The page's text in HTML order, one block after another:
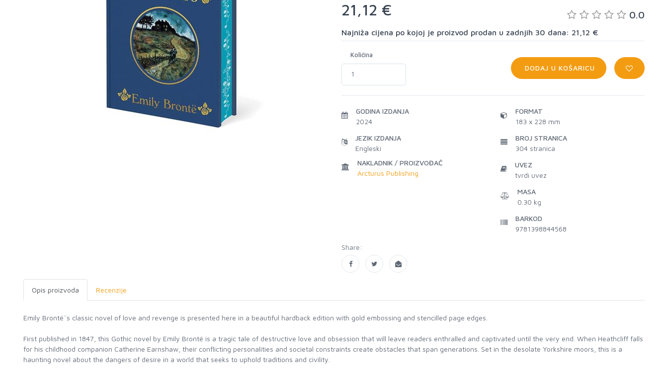
21,12 € 0.0
Najniža cijena po kojoj je proizvod prodan u zadnjih 30 dana: 21,12 €
Količina
DODAJ U KOŠARICU
GODINA IZDANJA
2024
JEZIK IZDANJA
Engleski
NAKLADNIK / PROIZVOĐAČ
Arcturus Publishing
FORMAT
183 x 228 mm
BROJ STRANICA
304 stranica
UVEZ
tvrdi uvez
MASA
0.30 kg
BARKOD
9781398844568
Share:
Opis proizvoda Recenzije
Emily Brontë``s classic novel of love and revenge is presented here in a beautiful hardback edition with gold embossing and stencilled page edges.
First published in 1847, this Gothic novel by Emily Brontë is a tragic tale of destructive love and obsession that will leave readers enthralled and captivated until the very end. When Heathcliff falls
for his childhood companion Catherine Earnshaw, their conflicting personalities and societal constraints create obstacles that span generations. Set in the desolate Yorkshire moors, this is a
haunting novel about the dangers of desire in a world that seeks to uphold traditions and civility.